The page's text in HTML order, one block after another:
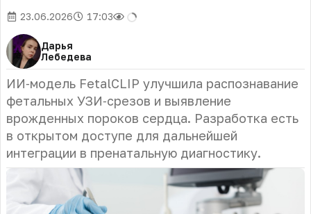
23.06.2026 17:03
Дарья
Лебедева
ИИ‑модель FetalCLIP улучшила распознавание
фетальных УЗИ‑срезов и выявление
врожденных пороков сердца. Разработка есть
в открытом доступе для дальнейшей
интеграции в пренатальную диагностику.